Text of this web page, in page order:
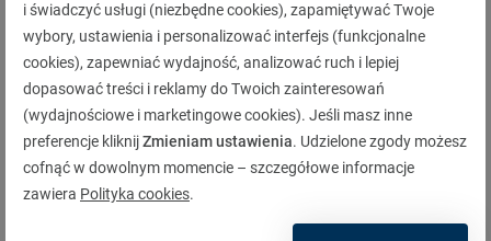
Jak są zbudowane światła drogowe?
Obecnie w światłach drogowych coraz rzadziej
wykorzystuje się próżniowe żarówki
samochodowe o mocy 45 W. Jeszcze kilka lat
i świadczyć usługi (niezbędne cookies), zapamiętywać Twoje
wybory, ustawienia i personalizować interfejs (funkcjonalne
cookies), zapewniać wydajność, analizować ruch i lepiej
dopasować treści i reklamy do Twoich zainteresowań
(wydajnościowe i marketingowe cookies). Jeśli masz inne
preferencje kliknijZmieniam ustawienia. Udzielone zgody możesz
cofnąć w dowolnym momencie – szczegółowe informacje
zawiera Polityka cookies.